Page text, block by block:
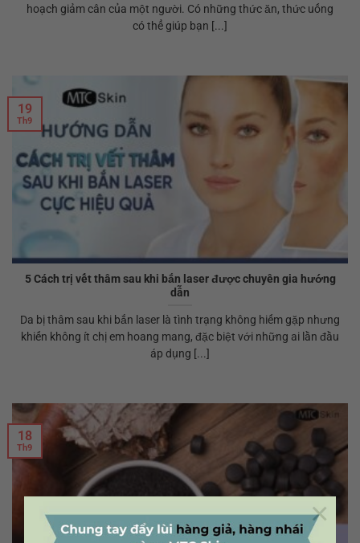
×
hoạch giảm cân của một người. Có những thức ăn, thức uống
có thể giúp bạn [...]
5 Cách trị vết thâm sau khi bắn laser được chuyên gia hướng
dẫn
Da bị thâm sau khi bắn laser là tình trạng không hiếm gặp nhưng
khiến không ít chị em hoang mang, đặc biệt với những ai lần đầu
áp dụng [...]
19
Th9
18
Th9